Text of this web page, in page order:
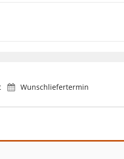
Wunschliefertermin